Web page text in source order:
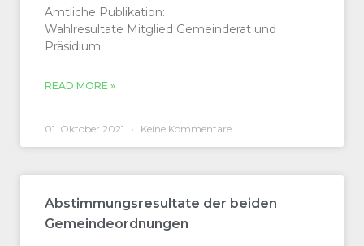
Amtliche Pub­lika­tion:
Wahlre­sul­tate Mit­glied Gemein­der­at und
Präsidium
READ MORE »
01. Oktober 2021 Keine Kommentare
Abstimmungsresultate der beiden
Gemeindeordnungen